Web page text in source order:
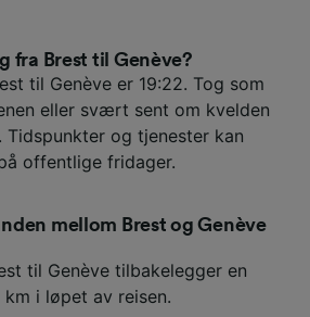
fra Brest til Genève?
til Genève er 19:22. Tog som
eller svært sent om kvelden
Tidspunkter og tjenester kan
offentlige fridager.
mellom Brest og Genève
til Genève tilbakelegger en
i løpet av reisen.